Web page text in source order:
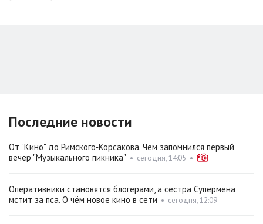
Последние новости
От "Кино" до Римского‑Корсакова. Чем запомнился первый
вечер "Музыкального пикника" • сегодня, 14:05 •
Оперативники становятся блогерами, а сестра Супермена
мстит за пса. О чём новое кино в сети • сегодня, 12:09